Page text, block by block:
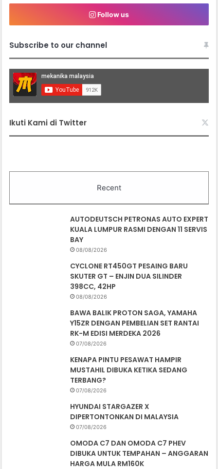
Follow us
Subscribe to our channel
Ikuti Kami di Twitter
Recent
AUTODEUTSCH PETRONAS AUTO EXPERT
KUALA LUMPUR RASMI DENGAN 11 SERVIS
BAY
08/08/2026
CYCLONE RT450GT PESAING BARU
SKUTER GT – ENJIN DUA SILINDER
398CC, 42HP
08/08/2026
BAWA BALIK PROTON SAGA, YAMAHA
Y15ZR DENGAN PEMBELIAN SET RANTAI
RK-M EDISI MERDEKA 2026
07/08/2026
KENAPA PINTU PESAWAT HAMPIR
MUSTAHIL DIBUKA KETIKA SEDANG
TERBANG?
07/08/2026
HYUNDAI STARGAZER X
DIPERTONTONKAN DI MALAYSIA
07/08/2026
OMODA C7 DAN OMODA C7 PHEV
DIBUKA UNTUK TEMPAHAN – ANGGARAN
HARGA MULA RM160K